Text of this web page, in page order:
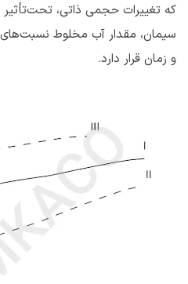
که تغییرات حجمی ‌ذاتی،
سیمان، مقدار آب مخلوط نسبت‌های
و زمان قرار دارد.